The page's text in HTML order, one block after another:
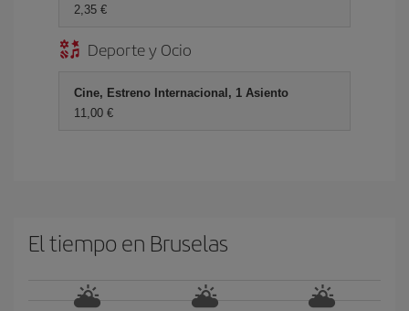
2,35 €
Deporte y Ocio
Cine, Estreno Internacional, 1 Asiento
11,00 €
El tiempo en Bruselas